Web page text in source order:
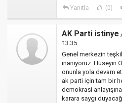
Yanıtla (0)
AK Parti istinye
13:35
Genel merkezin
inanıyoruz. Hüseyin
onunla yola devam
ak parti için tam bir
demokrasi
karara saygı